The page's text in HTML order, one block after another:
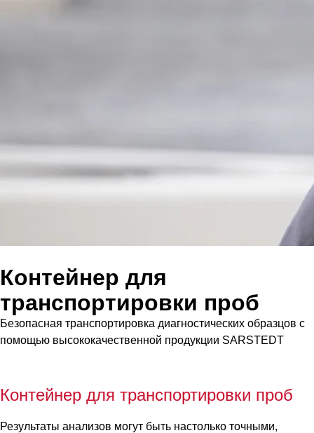
Контейнер для
транспортировки проб
Безопасная транспортировка диагностических образцов с
помощью высококачественной продукции SARSTEDT
Контейнер для транспортировки проб
Результаты анализов могут быть настолько точными,